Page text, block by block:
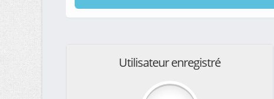
Utilisateur enregistré